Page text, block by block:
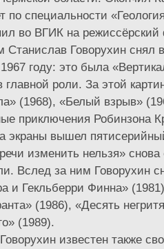
по специальности
во ВГИК на
Станислав Говорухин снял
году: это была
роли. За этой
(1968), «Белый взрыв»
приключения Робинзона
экраны вышел
изменить нельзя»
Вслед за ним Говорухин
и Гекльберри Финна»
(1986), «Десять
(1989).
известен также